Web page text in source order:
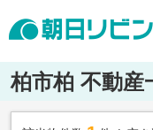
柏市柏 不動産